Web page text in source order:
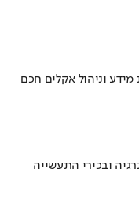
וניהול אקלים חכם
ובכירי התעשייה